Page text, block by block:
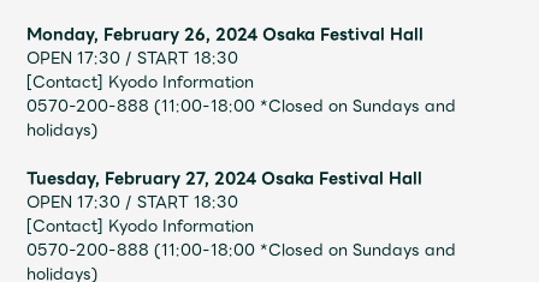
Monday, February 26, 2024 Osaka Festival Hall
OPEN 17:30 / START 18:30
[Contact] Kyodo Information
0570-200-888 (11:00-18:00 *Closed on Sundays and
holidays)
Tuesday, February 27, 2024 Osaka Festival Hall
OPEN 17:30 / START 18:30
[Contact] Kyodo Information
0570-200-888 (11:00-18:00 *Closed on Sundays and
holidays)